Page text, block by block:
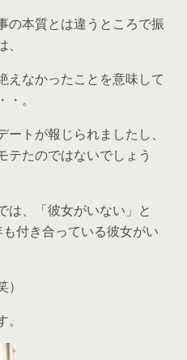
の本質とは違うところで振
えなかったことを意味して
。
トが報じられましたし、
テたのではないでしょう
は、「彼女がいない」と
付き合っている彼女がい